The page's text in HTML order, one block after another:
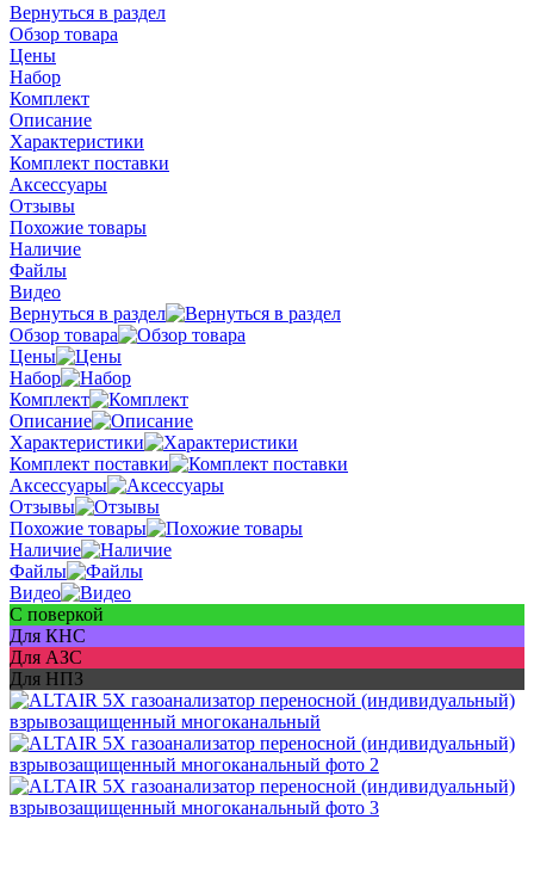
Вернуться в раздел
Обзор товара
Цены
Набор
Комплект
Описание
Характеристики
Комплект поставки
Аксессуары
Отзывы
Похожие товары
Наличие
Файлы
Видео
Вернуться в раздел
Обзор товара
Цены
Набор
Комплект
Описание
Характеристики
Комплект поставки
Аксессуары
Отзывы
Похожие товары
Наличие
Файлы
Видео
С поверкой
Для КНС
Для АЗС
Для НПЗ